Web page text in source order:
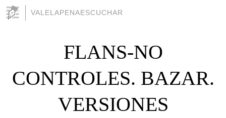
VALELAPENAESCUCHAR
FLANS-NO
CONTROLES. BAZAR.
VERSIONES